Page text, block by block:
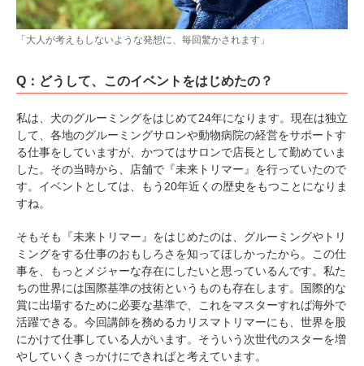
「大人が考えもしないような発想に、毎回驚かされます」
Q：どうして、このイベントをはじめたの？
私は、犬のグルーミングをはじめて24年になります。現在は独立
して、各地のグルーミングサロンや動物病院の経営をサポートす
る仕事をしていますが、かつてはサロンで店長として勤めていま
した。その当時から、店舗で『未来トリマー』を行っていたので
す。イベントとしては、もう20年近くの歴史をもつことになりま
すね。
そもそも『未来トリマー』をはじめたのは、グルーミングやトリ
ミングをする仕事のおもしろさを知ってほしかったから。この仕
事を、もっとメジャーな存在にしたいと思っているんです。私た
ちの世界には国際基準の技術というものも存在します。国際的な
賞に出場するために必要な基準で、これをマスターすれば海外で
活躍できる。今回講師を務めるカリスマトリマーにも、世界を股
にかけて仕事している人がいます。そういう次世代のスターを増
やしていくきっかけにできればと考えています。
閉じる
pecodogs
いぬ部をフォロー
pecocats
ねこ部をフォロー
PECOアプリをダウンロード済みの方
アプリで開く